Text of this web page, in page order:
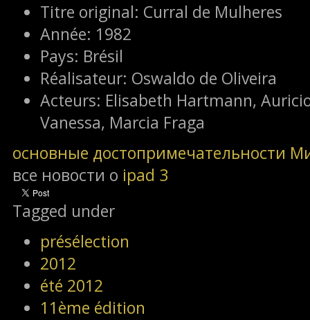
Titre original: Curral de Mulheres
Année: 1982
Pays: Brésil
Réalisateur: Oswaldo de Oliveira
Acteurs: Elisabeth Hartmann,
Vanessa, Marcia Fraga
основные достопримечательности
все новости о ipad 3
Tagged under
présélection
2012
été 2012
11ème édition